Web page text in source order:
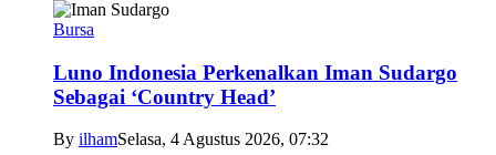
Bursa
Luno Indonesia Perkenalkan Iman Sudargo
Sebagai ‘Country Head’
By ilhamSelasa, 4 Agustus 2026, 07:32